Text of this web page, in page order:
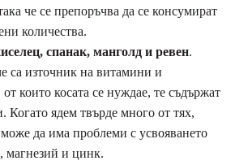
че се препоръчва да се консумират
количества.
спанак, манголд и ревен.
са източник на витамини и
които косата се нуждае, те съдържат
Когато ядем твърде много от тях,
да има проблеми с усвояването
магнезий и цинк.